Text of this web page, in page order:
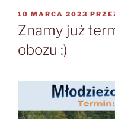
OPUBLIKOWANE
W
10 MARCA 2023
Znamy już
obozu :)